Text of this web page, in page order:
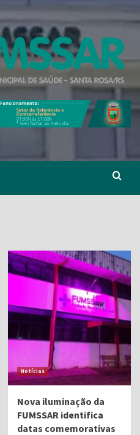
Notícias
Nova iluminação da
FUMSSAR identifica
datas comemorativas